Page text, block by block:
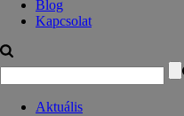
Blog
Kapcsolat
Aktuális